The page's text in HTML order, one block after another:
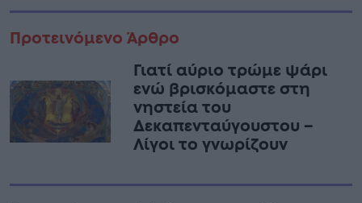
Προτεινόμενο Άρθρο
Γιατί αύριο τρώμε ψάρι
ενώ βρισκόμαστε στη
νηστεία του
Δεκαπενταύγουστου –
Λίγοι το γνωρίζουν